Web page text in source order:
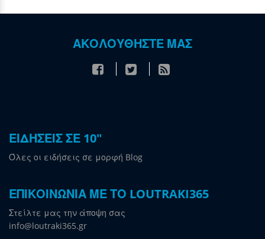
ΑΚΟΛΟΥΘΗΣΤΕ ΜΑΣ
ΕΙΔΗΣΕΙΣ ΣΕ 10"
Όλες οι ειδήσεις σε μορφή Blog
ΕΠΙΚΟΙΝΩΝΙΑ ΜΕ ΤΟ LOUTRAKI365
Στείλτε μας την άποψη σας
info@loutraki365.gr